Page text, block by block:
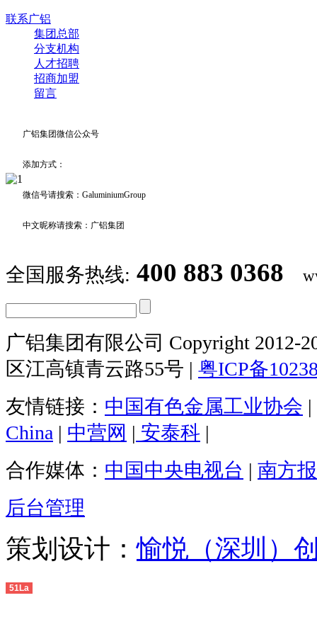
联系广铝
集团总部
分支机构
人才招聘
招商加盟
留言
广铝集团微信公众号
添加方式：
微信号请搜索：GaluminiumGroup
中文昵称请搜索：广铝集团
全国服务热线: 400 883 0368
广铝集团有限公司 Copyright 2012-
区江高镇青云路55号 | 粤ICP备
友情链接： 中国有色金属工业协会 |
China | 中营网 | 安泰科 |
合作媒体： 中国中央电视台 | 南方
后台管理
策划设计：愉悦（深圳）
51La